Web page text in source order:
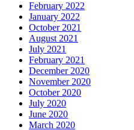
February 2022
January 2022
October 2021
August 2021
July 2021
February 2021
December 2020
November 2020
October 2020
July 2020
June 2020
March 2020